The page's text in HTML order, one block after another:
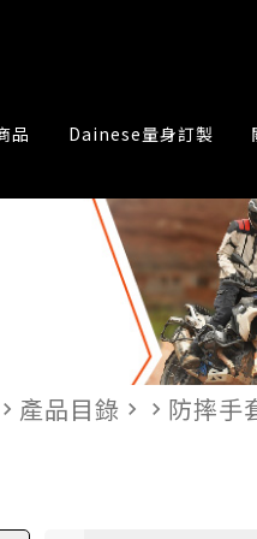
品 Dainese量身訂製
navigate_next 產品目錄 navigate_next navigate_next 防摔手